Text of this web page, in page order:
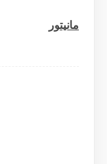
مانیتور